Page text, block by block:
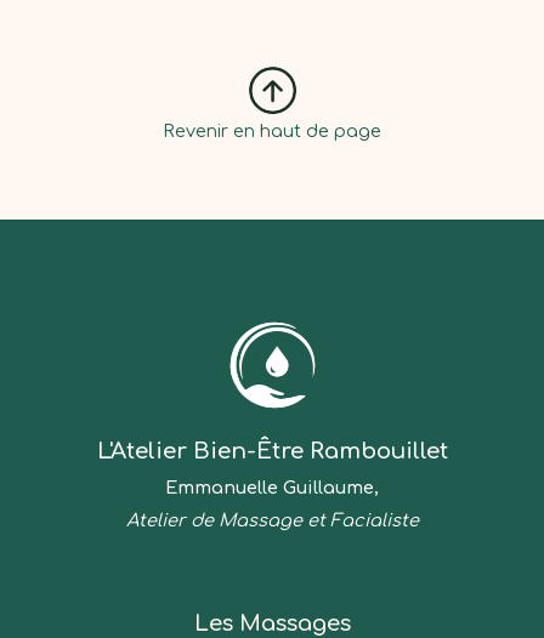
Revenir en haut de page
L'Atelier Bien-Être Rambouillet
Emmanuelle Guillaume,
Atelier de Massage et Facialiste
Les Massages